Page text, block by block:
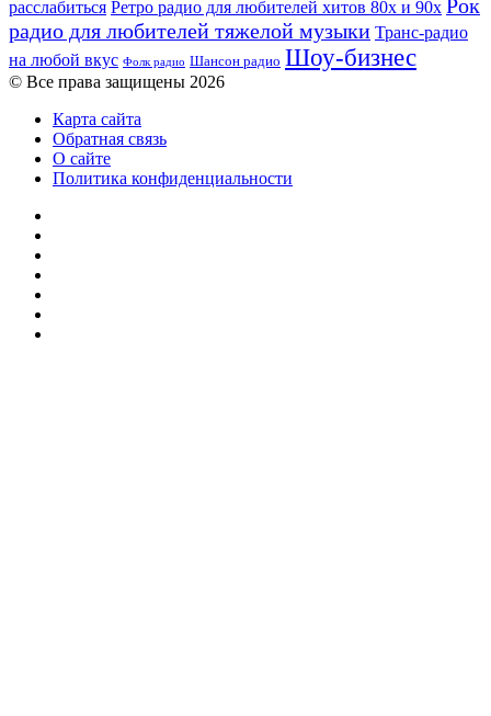
расслабиться Ретро радио для любителей хитов 80х и 90х Рок
радио для любителей тяжелой музыки Транс-радио
на любой вкус Фолк радио Шансон радио Шоу-бизнес
© Все права защищены 2026
Карта сайта
Обратная связь
О сайте
Политика конфиденциальности